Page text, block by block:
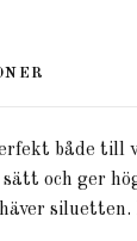
både
och ger
siluetten.